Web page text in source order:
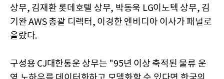
상무, 김재환 롯데호텔 상무, 박동욱 LG이노텍 상무, 김
기완 AWS 총괄 디렉터, 이경한 엔비디아 이사가 패널로
올랐다.
구성용 CJ대한통운 상무는 "95년 이상 축적된 물류 운